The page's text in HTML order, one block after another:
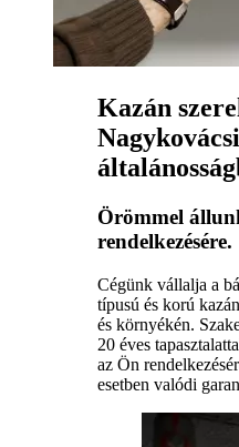
Kazán
Nagykovácsi
Örömmel
rendelkezésére.
Cégünk vállalja a
típusú és korú
és környékén.
20 éves
az Ön
esetben valódi